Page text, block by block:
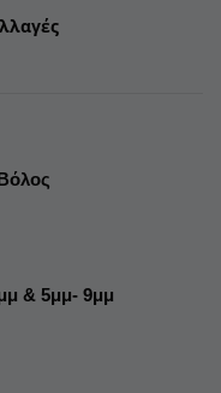
& 5μμ- 9μμ